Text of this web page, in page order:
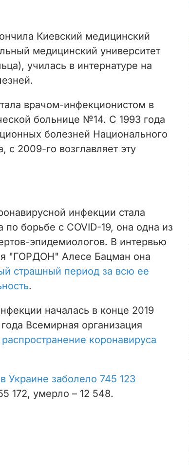
Киевский медицинский
медицинский университет
училась в интернатуре на
врачом-инфекционистом в
больнице №14. С 1993 года
болезней Национального
с 2009-го возглавляет эту
инфекции стала
борьбе с COVID-19, она одна из
эпидемиологов. В интервью
"ГОРДОН" Алесе Бацман она
страшный период за всю ее
.
началась в конце 2019
Всемирная организация
коронавируса
в Украине заболело 745 123
172, умерло – 12 548.